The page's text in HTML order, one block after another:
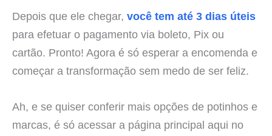
Depois que ele chegar, você tem até 3 dias úteis
para efetuar o pagamento via boleto, Pix ou
cartão. Pronto! Agora é só esperar a encomenda e
começar a transformação sem medo de ser feliz.
Ah, e se quiser conferir mais opções de potinhos e
marcas, é só acessar a página principal aqui no